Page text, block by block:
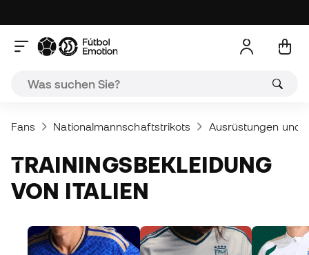
Fans Nationalmannschaftstrikots Ausrüstungen und
TRAININGSBEKLEIDUNG
VON ITALIEN